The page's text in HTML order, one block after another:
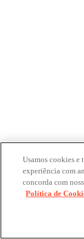
Usamos cookies e
experiência com
concorda com
Política de